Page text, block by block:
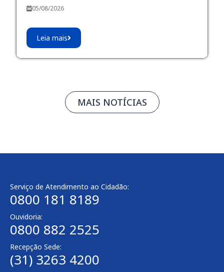
05/08/2026
Leia mais
MAIS NOTÍCIAS
Serviço de Atendimento ao Cidadão:
0800 181 8189
Ouvidoria:
0800 882 2525
Recepção Sede:
(31) 3263 4200